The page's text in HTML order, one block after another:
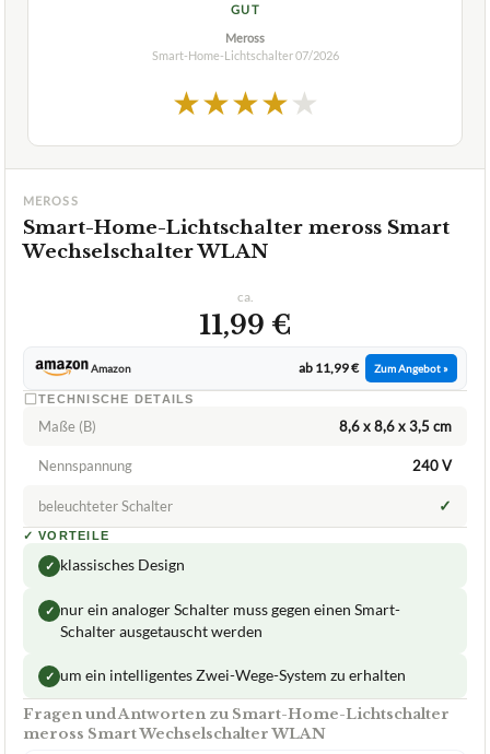
GUT
Meross
Smart-Home-Lichtschalter07/2026
★★★★★
MEROSS
Smart-Home-Lichtschalter meross Smart
Wechselschalter WLAN
ca.
11,99 €
Amazon ab 11,99 € Zum Angebot »
TECHNISCHE DETAILS
Maße (B) 8,6 x 8,6 x 3,5 cm
Nennspannung 240 V
beleuchteter Schalter ✓
✓ VORTEILE
✓ klassisches Design
✓ nur ein analoger Schalter muss gegen einen Smart-
Schalter ausgetauscht werden
✓ um ein intelligentes Zwei-Wege-System zu erhalten
Fragen und Antworten zu Smart-Home-Lichtschalter
meross Smart Wechselschalter WLAN